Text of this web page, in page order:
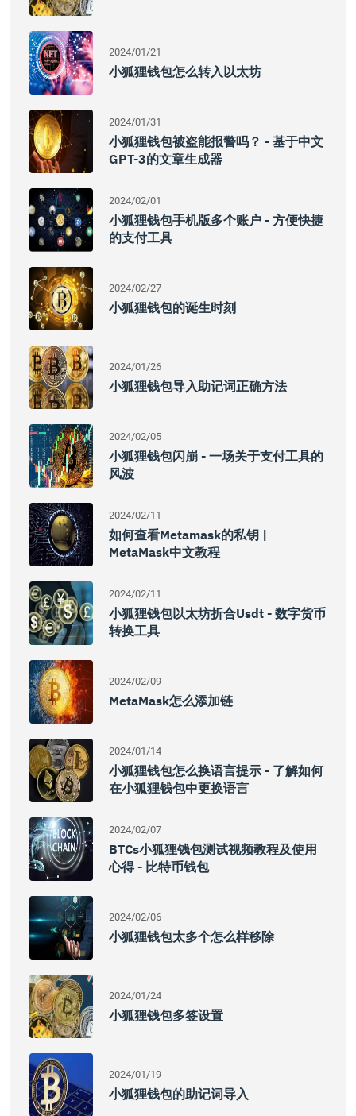
2024/01/21
小狐狸钱包怎么转入以太坊
2024/01/31
小狐狸钱包被盗能报警吗？ - 基于中文
GPT-3的文章生成器
2024/02/01
小狐狸钱包手机版多个账户 - 方便快捷
的支付工具
2024/02/27
小狐狸钱包的诞生时刻
2024/01/26
小狐狸钱包导入助记词正确方法
2024/02/05
小狐狸钱包闪崩 - 一场关于支付工具的
风波
2024/02/11
如何查看Metamask的私钥 |
MetaMask中文教程
2024/02/11
小狐狸钱包以太坊折合usdt - 数字货币
转换工具
2024/02/09
MetaMask怎么添加链
2024/01/14
小狐狸钱包怎么换语言提示 - 了解如何
在小狐狸钱包中更换语言
2024/02/07
BTCs小狐狸钱包测试视频教程及使用
心得 - 比特币钱包
2024/02/06
小狐狸钱包太多个怎么样移除
2024/01/24
小狐狸钱包多签设置
2024/01/19
小狐狸钱包的助记词导入